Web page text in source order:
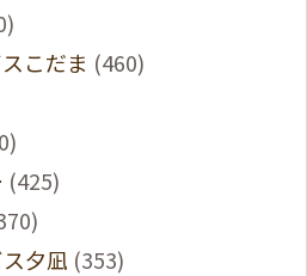
こだま (460)
(425)
夕凪 (353)